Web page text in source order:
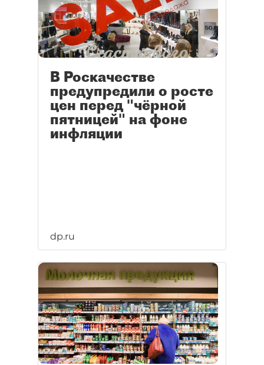
В Роскачестве
предупредили о росте
цен перед "чёрной
пятницей" на фоне
инфляции
dp.ru